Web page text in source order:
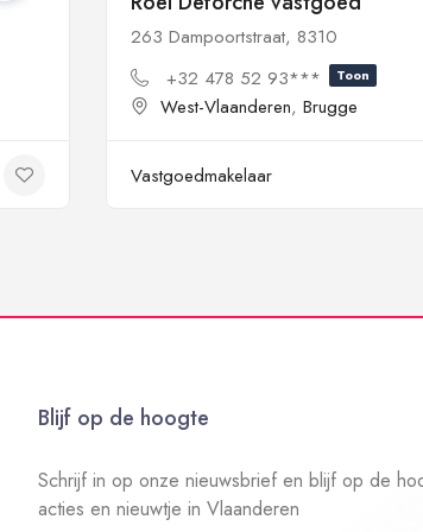
263 Dampoortstraat, 8310
+32 478 52 93***
Toon
West-Vlaanderen, Brugge
Vastgoedmakelaar
Blijf op de hoogte
Schrijf in op onze nieuwsbrief en blijf op de
acties en nieuwtje in Vlaanderen